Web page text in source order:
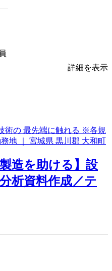
詳細を表示
造を助ける】設
析資料作成／テ